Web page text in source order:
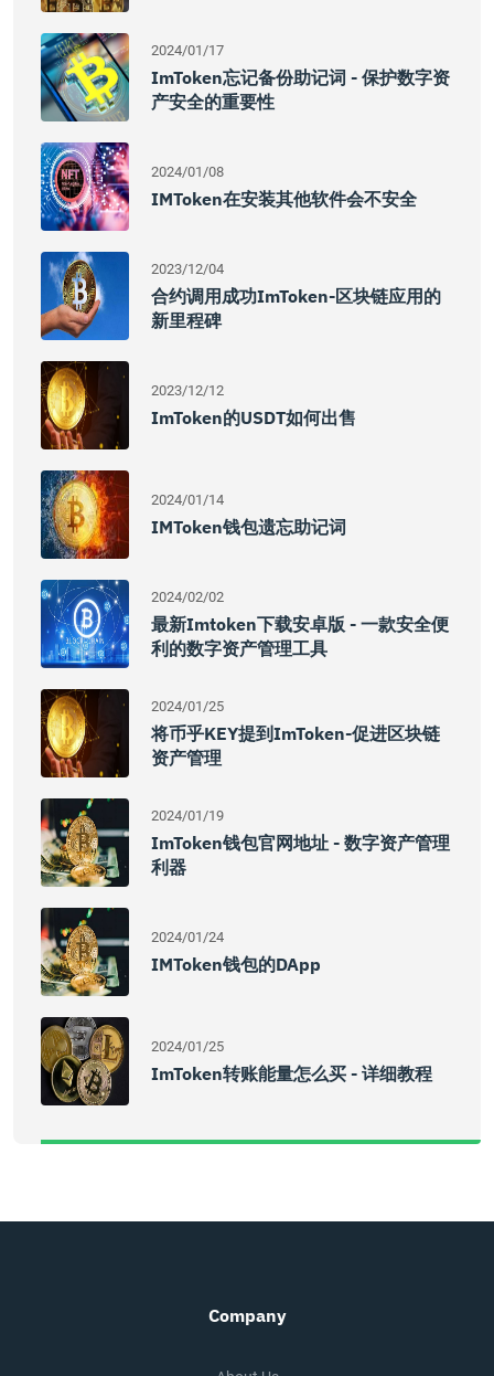
2024/01/17
ImToken忘记备份助记词 - 保护数字资
产安全的重要性
2024/01/08
IMToken在安装其他软件会不安全
2023/12/04
合约调用成功imToken-区块链应用的
新里程碑
2023/12/12
ImToken的USDT如何出售
2024/01/14
IMToken钱包遗忘助记词
2024/02/02
最新imtoken下载安卓版 - 一款安全便
利的数字资产管理工具
2024/01/25
将币乎KEY提到imToken-促进区块链
资产管理
2024/01/19
ImToken钱包官网地址 - 数字资产管理
利器
2024/01/24
IMToken钱包的DApp
2024/01/25
ImToken转账能量怎么买 - 详细教程
Company